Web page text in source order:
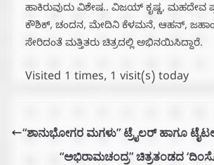
ಹಾಕಿರುವುದು ವಿಶೇಷ.. ವಿಜಯ್ ಕೃಷ್ಣ, ಮಹದೇವ
ಕೌಶಿಕ್, ಚಂದನ, ಮೇದಿನಿ ಕೆಳಮನೆ, ಆಹನ್,
ಸೇರಿದಂತೆ ಮತ್ತಿತರು ಚಿತ್ರದಲ್ಲಿ ಅಭಿನಯಿಸಿದ್ದಾರೆ.
Visited 1 times, 1 visit(s) today
“ಶಾನುಭೋಗರ ಮಗಳು” ಟ್ರೈಲರ್ ಹಾಗೂ
“ಅಭಿರಾಮಚಂದ್ರ” ಚಿತ್ರತಂಡದ